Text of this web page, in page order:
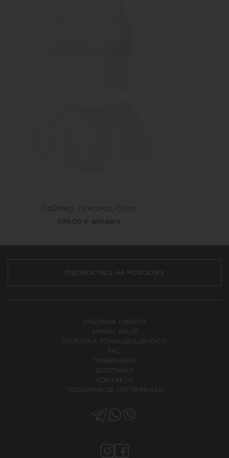
699.00 ₴ 899.00 ₴
ПІДПИСАТИСЬ НА РОЗСИЛКУ